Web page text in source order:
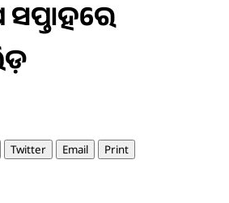
Twitter Email Print